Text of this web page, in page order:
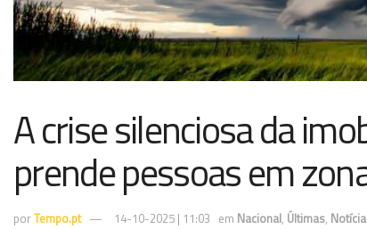
A crise silenciosa da
prende pessoas em
porTempo.pt 14-10-2025 | 11:03 em Nacional, Últimas,